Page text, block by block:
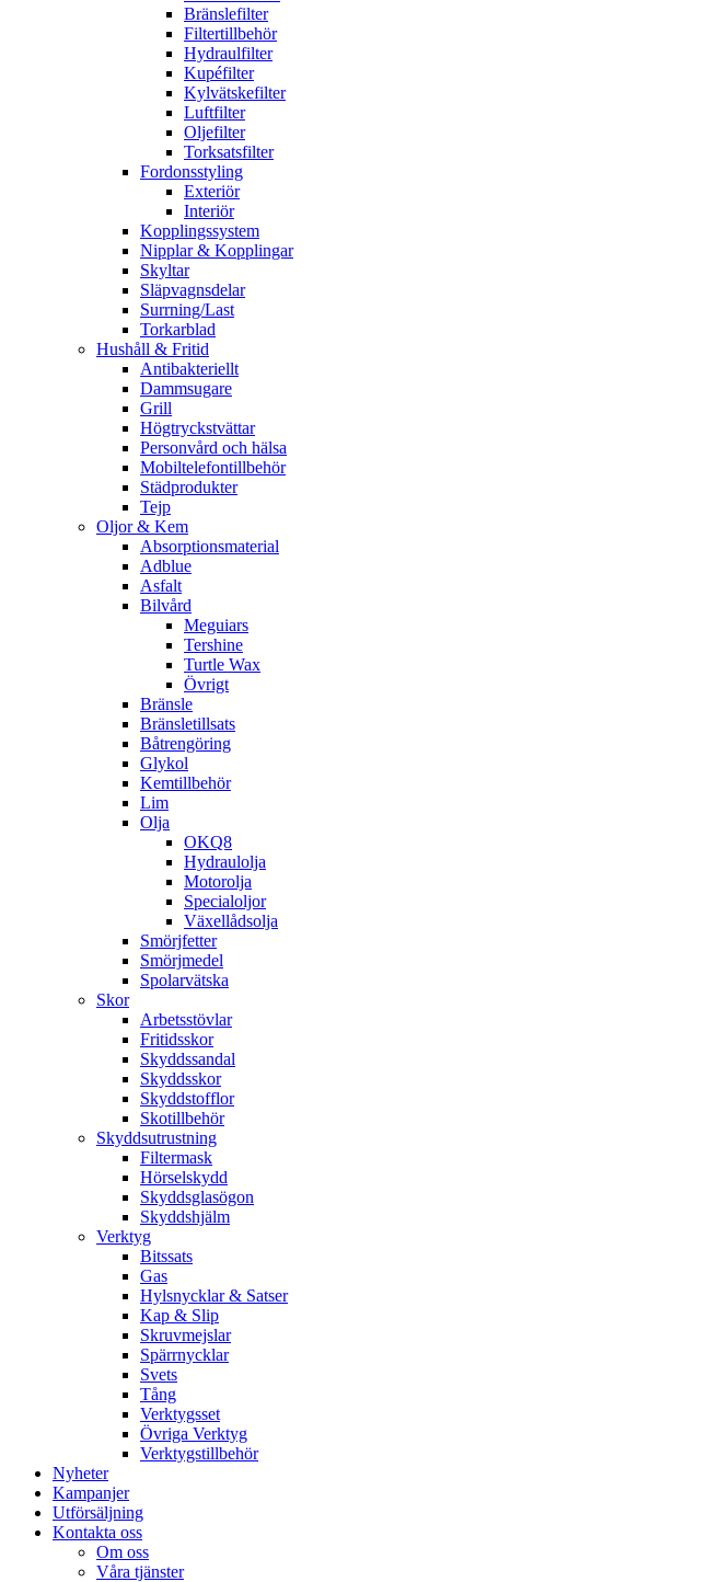
Bränslefilter
Filtertillbehör
Hydraulfilter
Kupéfilter
Kylvätskefilter
Luftfilter
Oljefilter
Torksatsfilter
Fordonsstyling
Exteriör
Interiör
Kopplingssystem
Nipplar & Kopplingar
Skyltar
Släpvagnsdelar
Surrning/Last
Torkarblad
Hushåll & Fritid
Antibakteriellt​
Dammsugare
Grill
Högtryckstvättar
Personvård och hälsa
Mobiltelefontillbehör
Städprodukter
Tejp
Oljor & Kem
Absorptionsmaterial
Adblue
Asfalt
Bilvård
Meguiars
Tershine
Turtle Wax
Övrigt
Bränsle
Bränsletillsats
Båtrengöring
Glykol
Kemtillbehör
Lim
Olja
OKQ8
Hydraulolja
Motorolja
Specialoljor
Växellådsolja
Smörjfetter
Smörjmedel
Spolarvätska
Skor
Arbetsstövlar
Fritidsskor
Skyddssandal
Skyddsskor
Skyddstofflor
Skotillbehör
Skyddsutrustning
Filtermask
Hörselskydd
Skyddsglasögon
Skyddshjälm
Verktyg
Bitssats
Gas
Hylsnycklar & Satser
Kap & Slip
Skruvmejslar
Spärrnycklar
Svets
Tång
Verktygsset
Övriga Verktyg
Verktygstillbehör
Nyheter
Kampanjer
Utförsäljning
Kontakta oss
Om oss
Våra tjänster